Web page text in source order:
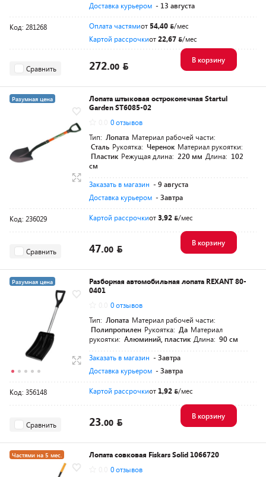
Доставка курьером - 13 августа
Код: 281268 Оплата частямиот 54,40
/мес
Картой рассрочкиот22,67 /мес
Сравнить 272.00
В корзину
Разумная цена
Лопата штыковая остроконечная Startul
Garden ST6085-02
0 отзывов
Тип: Лопата Материал рабочей части:
Сталь Рукоятка: Черенок Материал рукоятки:
Пластик Режущая длина: 220 мм Длина: 102
см
Заказать в магазин - 9 августа
Доставка курьером - Завтра
Код: 236029 Картой рассрочкиот3,92 /мес
Сравнить 47.00
В корзину
Разумная цена
Разборная автомобильная лопата REXANT 80-
0401
0 отзывов
Тип: Лопата Материал рабочей части:
Полипропилен Рукоятка: Да Материал
рукоятки: Алюминий, пластик Длина: 90 см
Заказать в магазин - Завтра
Доставка курьером - Завтра
Код: 356148 Картой рассрочкиот 1,92 /мес
Сравнить 23.00
В корзину
Частями на 5 мес.
Лопата совковая Fiskars Solid 1066720
0 отзывов